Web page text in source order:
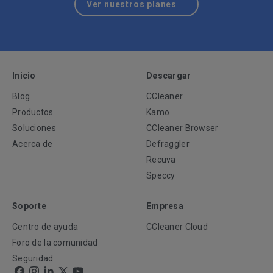
Ver nuestros planes
Inicio
Blog
Productos
Soluciones
Acerca de
Descargar
CCleaner
Kamo
CCleaner Browser
Defraggler
Recuva
Speccy
Soporte
Centro de ayuda
Foro de la comunidad
Seguridad
Empresa
CCleaner Cloud